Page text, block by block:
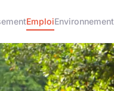
EmploiEnvironnement